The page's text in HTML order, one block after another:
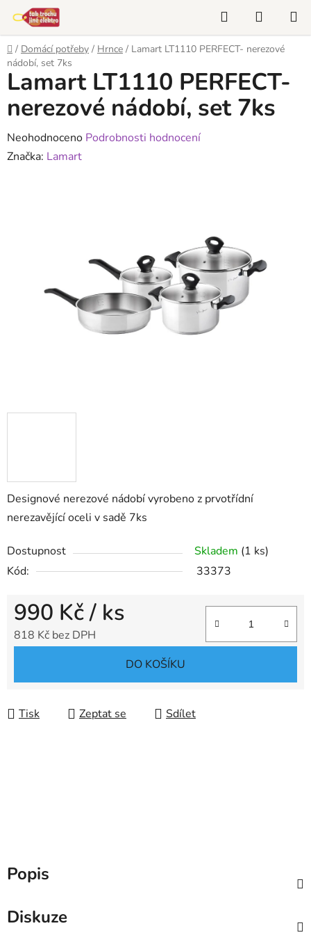
obsah
Hledat
KOŠÍK
Domů
/ Domácí potřeby / Hrnce / Lamart LT1110 PERFECT- nerezové
nádobí, set 7ks
Designové nerezové nádobí vyrobeno z prvotřídní
nerezavějící oceli v sadě 7ks
Dostupnost Skladem (1 ks)
Kód:
33373
990 Kč/ ks
818 Kč bez DPH
DO KOŠÍKU
Tisk Zeptat se Sdílet
Lamart LT1110 PERFECT-
nerezové nádobí, set 7ks
Průměrné
hodnocení
Neohodnoceno Podrobnosti hodnocení
Značka: Lamart
Popis
Diskuze